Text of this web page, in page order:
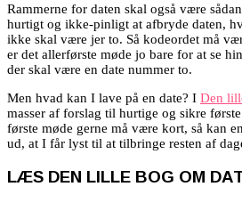
Rammerne for daten skal også være
hurtigt og ikke-pinligt at afbryde daten,
ikke skal være jer to. Så kodeordet må
er det allerførste møde jo bare for at se
der skal være en date nummer to.
Men hvad kan I lave på en date? I Den
masser af forslag til hurtige og sikre
første møde gerne må være kort, så kan
ud, at I får lyst til at tilbringe resten af
LÆS DEN LILLE BOG OM